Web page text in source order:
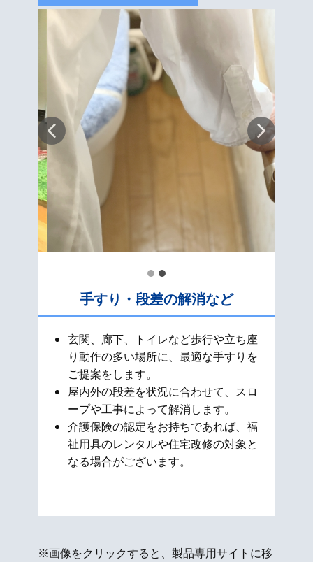
手すり・段差の解消など
玄関、廊下、トイレなど歩行や立ち座
り動作の多い場所に、最適な手すりを
ご提案をします。
屋内外の段差を状況に合わせて、スロ
ープや工事によって解消します。
介護保険の認定をお持ちであれば、福
祉用具のレンタルや住宅改修の対象と
なる場合がございます。
※画像をクリックすると、製品専用サイトに移